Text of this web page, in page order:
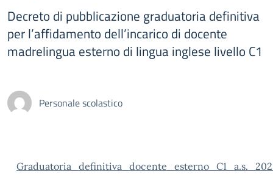
Decreto di pubblicazione graduatoria definitiva
per l’affidamento dell’incarico di docente
madrelingua esterno di lingua inglese livello C1
Personale scolastico